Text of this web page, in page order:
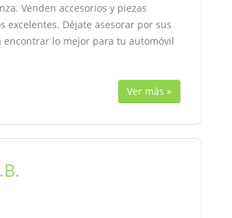
Venden accesorios y piezas
excelentes. Déjate asesorar por sus
encontrar lo mejor para tu automóvil
Ver más »